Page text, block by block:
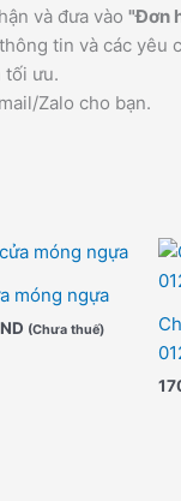
và đưa vào "Đơn
tin và các yêu
tối ưu.
Zalo cho bạn.
móng ngựa
(Chưa thuế)